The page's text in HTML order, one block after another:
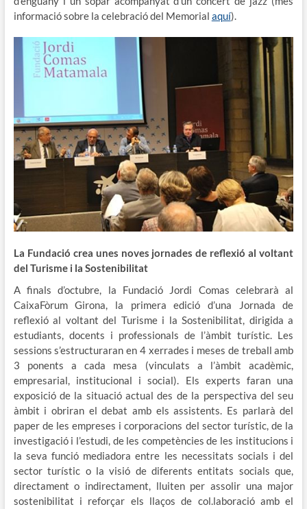
informació sobre la celebració del Memorial aquí).
La Fundació crea unes noves jornades de reflexió al voltant
del Turisme i la Sostenibilitat
A finals d’octubre, la Fundació Jordi Comas celebrarà al
CaixaFòrum Girona, la primera edició d’una Jornada de
reflexió al voltant del Turisme i la Sostenibilitat, dirigida a
estudiants, docents i professionals de l’àmbit turístic. Les
sessions s’estructuraran en 4 xerrades i meses de treball amb
3 ponents a cada mesa (vinculats a l’àmbit acadèmic,
empresarial, institucional i social). Els experts faran una
exposició de la situació actual des de la perspectiva del seu
àmbit i obriran el debat amb els assistents. Es parlarà del
paper de les empreses i corporacions del sector turístic, de la
investigació i l’estudi, de les competències de les institucions i
la seva funció mediadora entre les necessitats socials i del
sector turístic o la visió de diferents entitats socials que,
directament o indirectament, lluiten per assolir una major
sostenibilitat i reforçar els llaços de col.laboració amb el